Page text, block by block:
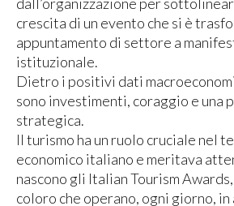
crescita di un evento che si è
appuntamento di settore a
istituzionale.
Dietro i positivi dati
sono investimenti, coraggio e una
strategica.
Il turismo ha un ruolo cruciale nel
economico italiano e meritava
nascono gli Italian Tourism
coloro che operano, ogni giorno, in